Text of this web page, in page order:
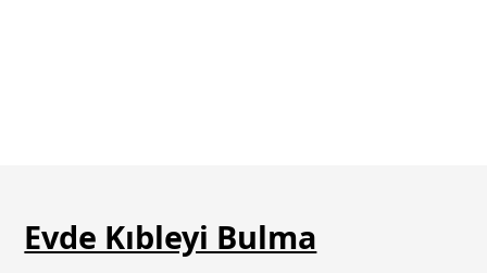
Evde Kıbleyi Bulma